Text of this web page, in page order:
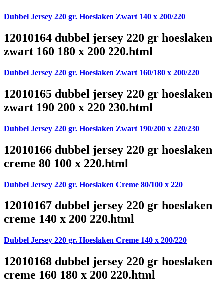
Dubbel Jersey 220 gr. Hoeslaken Zwart 140 x 200/220
12010164 dubbel jersey 220 gr hoeslaken
zwart 160 180 x 200 220.html
Dubbel Jersey 220 gr. Hoeslaken Zwart 160/180 x 200/220
12010165 dubbel jersey 220 gr hoeslaken
zwart 190 200 x 220 230.html
Dubbel Jersey 220 gr. Hoeslaken Zwart 190/200 x 220/230
12010166 dubbel jersey 220 gr hoeslaken
creme 80 100 x 220.html
Dubbel Jersey 220 gr. Hoeslaken Creme 80/100 x 220
12010167 dubbel jersey 220 gr hoeslaken
creme 140 x 200 220.html
Dubbel Jersey 220 gr. Hoeslaken Creme 140 x 200/220
12010168 dubbel jersey 220 gr hoeslaken
creme 160 180 x 200 220.html